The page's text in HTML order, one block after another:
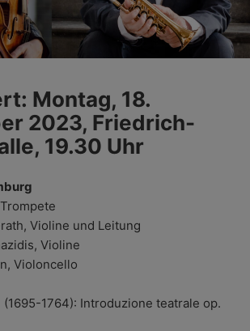
Montag, 18.
2023, Friedrich-
19.30 Uhr
Violine und Leitung
Violine
Violoncello
1764): Introduzione teatrale op.